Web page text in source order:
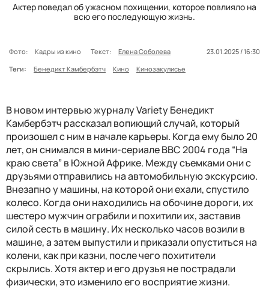
Актер поведал об ужасном похищении, которое повлияло на
всю его последующую жизнь.
Фото: Кадры из кино Текст: Елена Соболева
23.01.2025 / 16:30
Теги:
Бенедикт Камбербэтч Кино Кинозакулисье
В новом интервью журналу Variety Бенедикт
Камбербэтч рассказал вопиющий случай, который
произошел с ним в начале карьеры. Когда ему было 20
лет, он снимался в мини-сериале BBC 2004 года “На
краю света” в Южной Африке. Между съемками они с
друзьями отправились на автомобильную экскурсию.
Внезапно у машины, на которой они ехали, спустило
колесо. Когда они находились на обочине дороги, их
шестеро мужчин ограбили и похитили их, заставив
силой сесть в машину. Их несколько часов возили в
машине, а затем выпустили и приказали опуститься на
колени, как при казни, после чего похитители
скрылись. Хотя актер и его друзья не пострадали
физически, это изменило его восприятие жизни.